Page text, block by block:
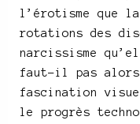
l’érotisme que
rotations des
narcissisme
faut-il pas alors
fascination
le progrès